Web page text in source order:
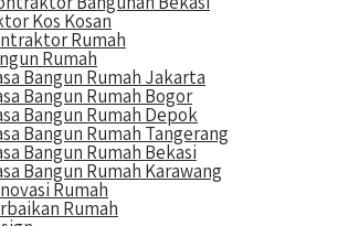
Kos Kosan
Rumah
Rumah
Bangun Rumah Jakarta
Bangun Rumah Bogor
Bangun Rumah Depok
Bangun Rumah Tangerang
Bangun Rumah Bekasi
Bangun Rumah Karawang
Rumah
Rumah